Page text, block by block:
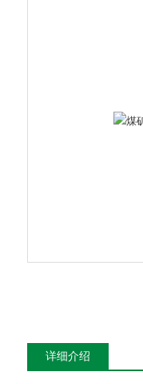
详细介绍